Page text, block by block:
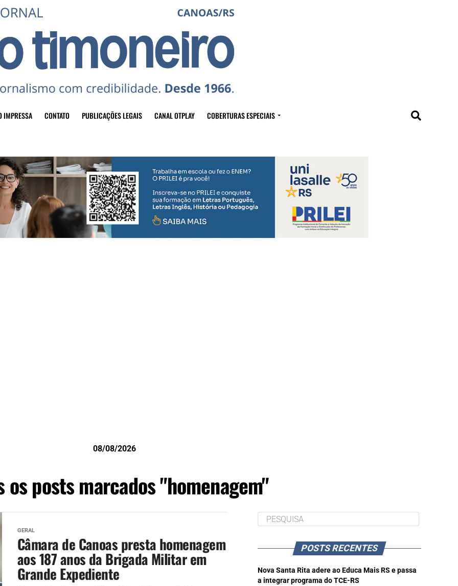
IMPRESSA CONTATO PUBLICAÇÕES LEGAIS CANAL OTPLAY COBERTURAS ESPECIAIS
08/08/2026
os posts marcados "homenagem"
GERAL
Câmara de Canoas presta homenagem
aos 187 anos da Brigada Militar em
Grande Expediente
POSTS RECENTES
Nova Santa Rita adere ao Educa Mais RS e passa
a integrar programa do TCE-RS